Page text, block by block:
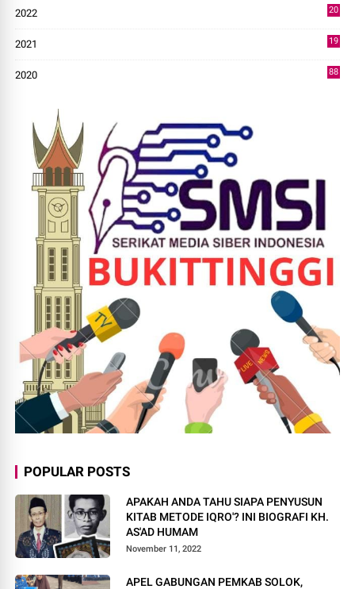
2022
20
2021
19
2020
88
POPULAR POSTS
APAKAH ANDA TAHU SIAPA PENYUSUN
KITAB METODE IQRO'? INI BIOGRAFI KH.
AS'AD HUMAM
November 11, 2022
APEL GABUNGAN PEMKAB SOLOK,